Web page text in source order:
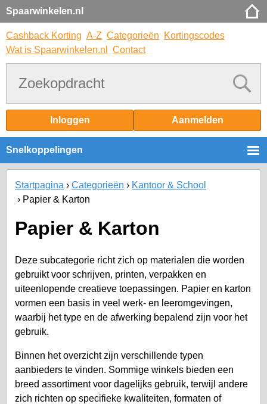
Spaarwinkelen.nl
Cashback Korting A-Z Categorieën
Kortingscodes
Wat is Spaarwinkelen.nl
Contact
Inloggen Aanmelden
Snelkoppelingen
Startpagina Categorieën
Kantoor & School
Papier & Karton
Papier & Karton
Deze subcategorie richt zich op materialen die worden
gebruikt voor schrijven, printen, verpakken en
uiteenlopende creatieve toepassingen. Papier en karton
vormen een basis in veel werk- en leeromgevingen,
waarbij het type en de afwerking bepalend zijn voor het
gebruik.
Binnen het overzicht zijn verschillende typen
aanbieders te vinden. Sommige winkels bieden een
breed assortiment voor dagelijks gebruik, terwijl andere
zich richten op specifieke kwaliteiten, formaten of